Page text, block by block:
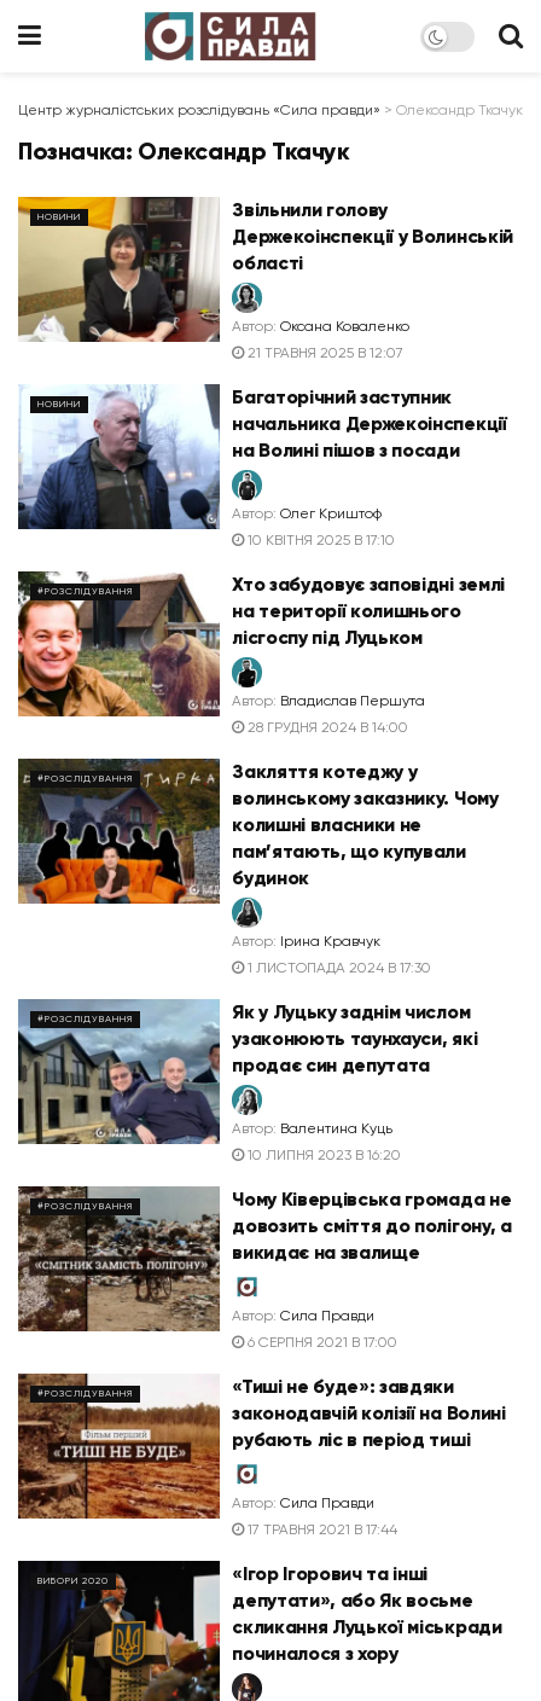
Центр журналістських розслідувань «Сила правди» > Олександр Ткачук
Позначка: Олександр Ткачук
НОВИНИ
Звільнили голову
Держекоінспекції у Волинській
області
Автор: Оксана Коваленко
21 ТРАВНЯ 2025 В 12:07
НОВИНИ
Багаторічний заступник
начальника Держекоінспекції
на Волині пішов з посади
Автор: Олег Криштоф
10 КВІТНЯ 2025 В 17:10
#РОЗСЛІДУВАННЯ
Хто забудовує заповідні землі
на території колишнього
лісгоспу під Луцьком
Автор: Владислав Першута
28 ГРУДНЯ 2024 В 14:00
#РОЗСЛІДУВАННЯ
Закляття котеджу у
волинському заказнику. Чому
колишні власники не
пам’ятають, що купували
будинок
Автор: Ірина Кравчук
1 ЛИСТОПАДА 2024 В 17:30
#РОЗСЛІДУВАННЯ
Як у Луцьку заднім числом
узаконюють таунхауси, які
продає син депутата
Автор: Валентина Куць
10 ЛИПНЯ 2023 В 16:20
#РОЗСЛІДУВАННЯ
Чому Ківерцівська громада не
довозить сміття до полігону, а
викидає на звалище
Автор: Сила Правди
6 СЕРПНЯ 2021 В 17:00
#РОЗСЛІДУВАННЯ
«Тиші не буде»: завдяки
законодавчій колізії на Волині
рубають ліс в період тиші
Автор: Сила Правди
17 ТРАВНЯ 2021 В 17:44
ВИБОРИ 2020
«Ігор Ігорович та інші
депутати», або Як восьме
скликання Луцької міськради
починалося з хору